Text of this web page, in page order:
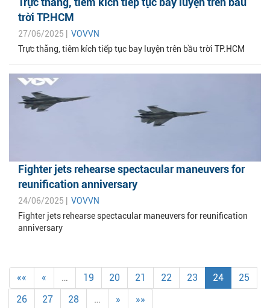
trời TP.HCM
27/06/2025 | VOVVN
Trực thăng, tiêm kích tiếp tục bay luyện trên bầu trời TP.HCM
Fighter jets rehearse spectacular maneuvers for
reunification anniversary
24/06/2025 | VOVVN
Fighter jets rehearse spectacular maneuvers for reunification
anniversary
«« « … 19 20 21 22 23 24
25
26
27 28 … » »»